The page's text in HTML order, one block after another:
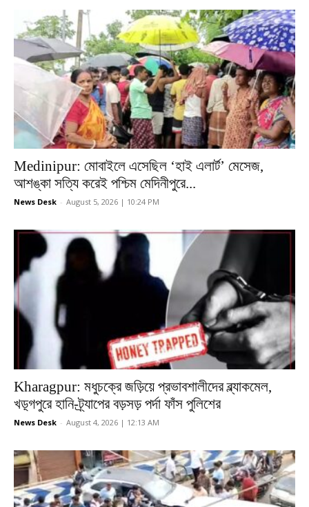
Medinipur: মোবাইলে এসেছিল ‘হাই এলার্ট’ মেসেজ,
আশঙ্কা সত্যি করেই পশ্চিম মেদিনীপুরে...
News Desk - August 5, 2026 | 10:24 PM
Kharagpur: মধুচক্রে জড়িয়ে প্রভাবশালীদের ব্ল্যাকমেল,
খড়্গপুরে হানি-ট্র্যাপের বড়সড় পর্দা ফাঁস পুলিশের
News Desk - August 4, 2026 | 12:13 AM